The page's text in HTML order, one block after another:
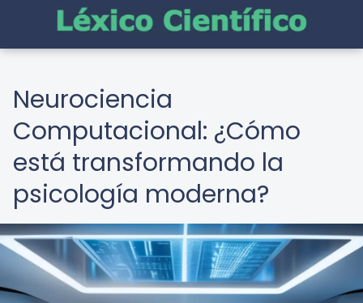
Neurociencia
Computacional: ¿Cómo
está transformando la
psicología moderna?